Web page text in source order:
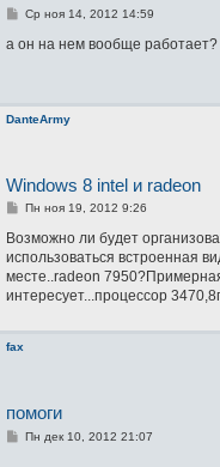
С
о
е
Ср ноя 14, 2012 14:59
а он на нем вообще работает?
DanteArmy
Windows 8 intel и radeon
С
о
щ
е
н
Пн ноя 19, 2012 9:26
Возможно ли будет
использоваться встроенная
месте..radeon
интересует...процессор
fax
помоги
СПн дек 10, 2012 21:07